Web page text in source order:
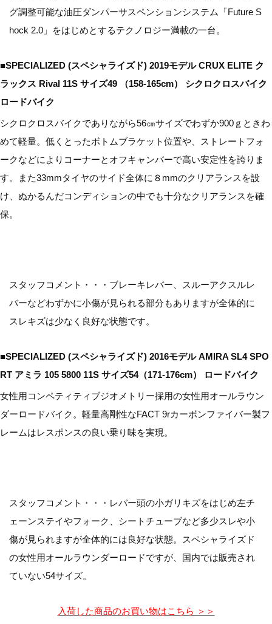
グ調整可能な油圧ダンパーサスペンションシステム「Future S
hock 2.0」をはじめとするテクノロジー満載の一台。
■SPECIALIZED (スペシャライズド) 2019モデル CRUX ELITE ク
ラックス Rival 11S サイズ49 （158-165cm） シクロクロスバイク
ロードバイク
シクロクロスバイクでありながら56㎝サイズでわずか900ｇときわ
めて軽量。低くとったボトムブラケット位置や、ストレートフォ
ークなどによりコーナーとオフキャンバーで高い安定性を誇りま
す。また33mmタイヤのサイド全体に８mmのクリアランスを設
け、ぬかるんだコンディションの中でも十分なクリアランスを確
保。
スタッフコメント・・・ブレーキレバー、スルーアクスルレ
バーなどわずかに小傷が見られる部分もありますが全体的に
スレキズは少なく良好な状態です。
■SPECIALIZED (スペシャライズド) 2016モデル AMIRA SL4 SPO
RT アミラ 105 5800 11S サイズ54（171-176cm） ロードバイク
女性用コンペティティブジオメトリー採用の女性用オールラウン
ダーロードバイク。軽量高剛性なFACT 9rカーボンファイバー製フ
レームはレスポンスの良い乗り味を実現。
スタッフコメント・・・レバー頭の小ガリキズをはじめ左チ
ェーンステイやフォーク、シートチューブなど多少スレや小
傷が見られますが全体的には良好な状態。スペシャライズド
の女性用オールラウンダーロードですが、国内では販売され
ていない54サイズ。
入荷した商品のお買い物はこちら ＞＞